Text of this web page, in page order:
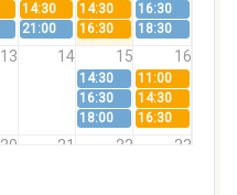
14:30 14:30
16:30
21:00 16:30 18:30
13 14 15 16
14:30
11:00
16:30
14:30
18:00 16:30
20 21 22 23